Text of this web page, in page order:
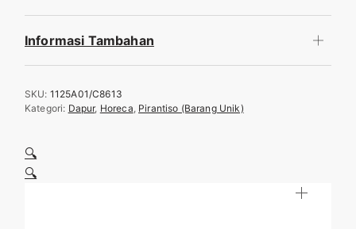
🔍
🔍
Informasi Tambahan
SKU: 1125A01/C8613
Kategori: Dapur, Horeca, Pirantiso (Barang Unik)